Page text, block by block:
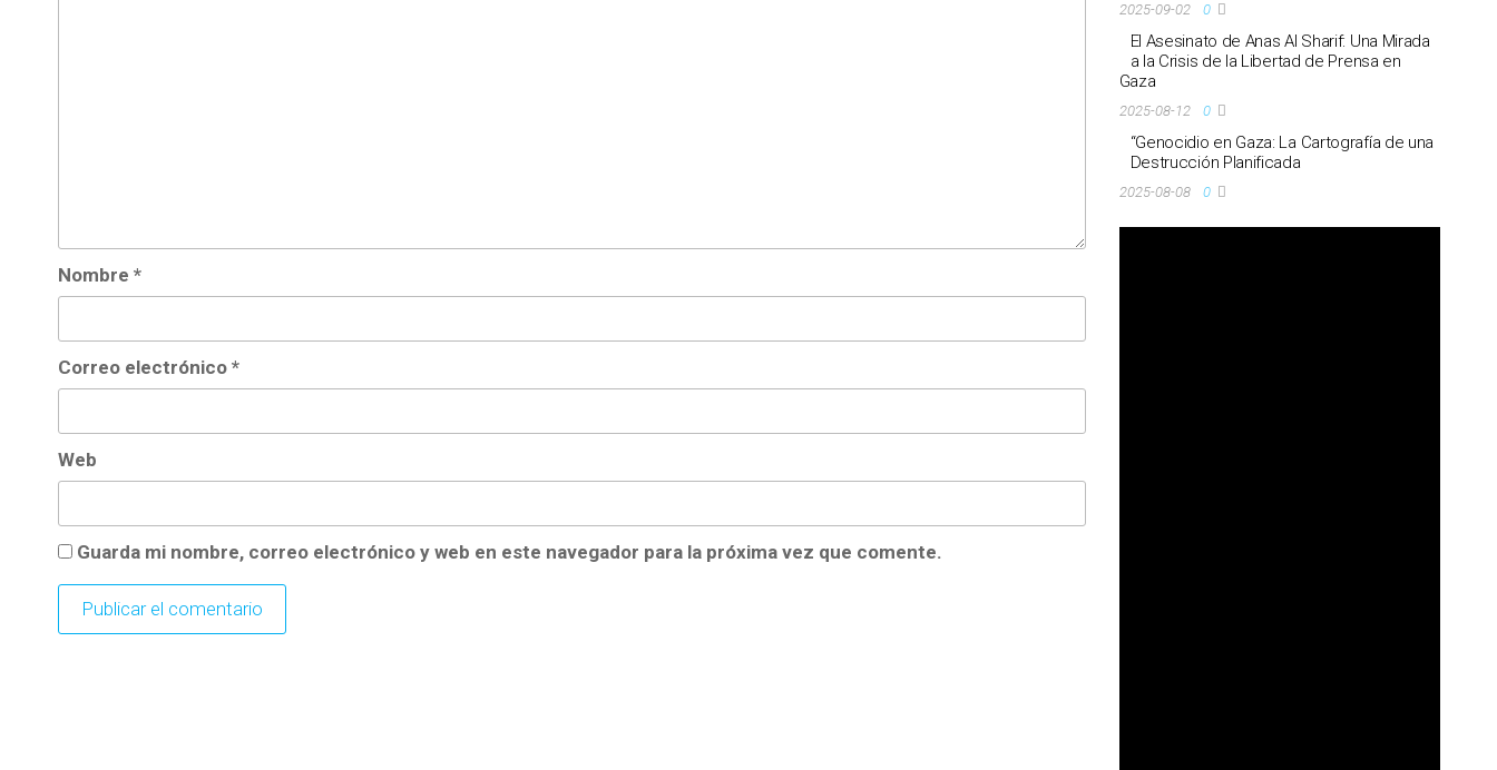
Nombre *
Correo electrónico *
Web
Guarda mi nombre, correo electrónico y web en este navegador para la próxima vez que comente.
2025-09-02 0
El Asesinato de Anas Al Sharif: Una Mirada
a la Crisis de la Libertad de Prensa en
Gaza
2025-08-12 0
“Genocidio en Gaza: La Cartografía de una
Destrucción Planificada
2025-08-08 0